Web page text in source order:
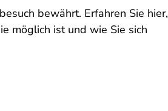
bewährt. Erfahren Sie hier,
möglich ist und wie Sie sich